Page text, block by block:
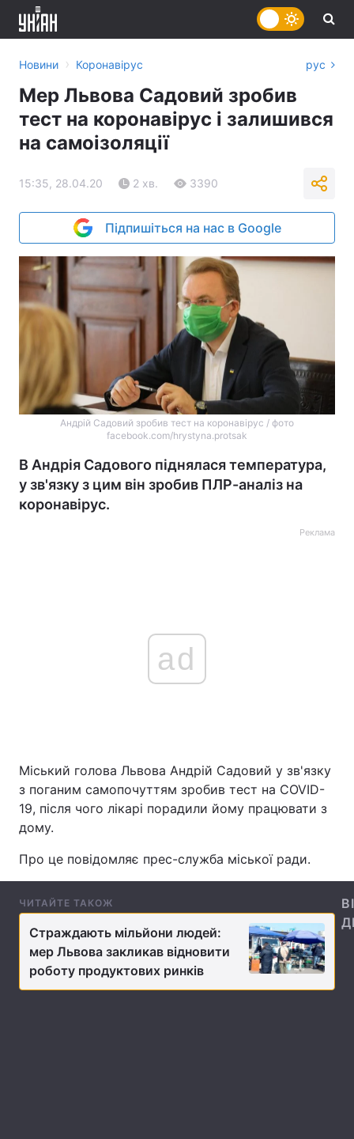
Головна Війна
Україна Політика
Спорт Наука
Техно і зв'язок Лайт
Зброя Інциденти
Новини › Коронавірус рус
Мер Львова Садовий зробив
тест на коронавірус і залишився
на самоізоляції
15:35, 28.04.20 2 хв. 3390
Підпишіться на нас в Google
Андрій Садовий зробив тест на коронавірус / фото
facebook.com/hrystyna.protsak
В Андрія Садового піднялася температура,
у зв'язку з цим він зробив ПЛР-аналіз на
коронавірус.
Реклама
ad
Міський голова Львова Андрій Садовий у зв'язку
з поганим самопочуттям зробив тест на COVID-
19, після чого лікарі порадили йому працювати з
дому.
Про це повідомляє прес-служба міської ради.
ЧИТАЙТЕ ТАКОЖ
Страждають мільйони людей:
мер Львова закликав відновити
роботу продуктових ринків